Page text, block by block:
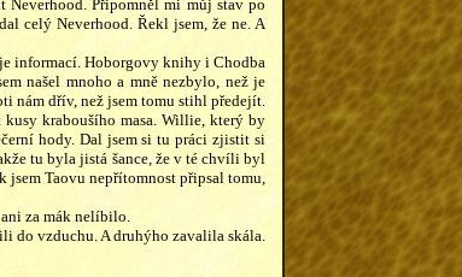
Neverhood. Připomněl mi můj stav po
celý Neverhood. Řekl jsem, že ne. A
informací. Hoborgovy knihy i Chodba
našel mnoho a mně nezbylo, než je
nám dřív, než jsem tomu stihl předejít.
kusy kraboušího masa. Willie, který by
hody. Dal jsem si tu práci zjistit si
tu byla jistá šance, že v té chvíli byl
Taovu nepřítomnost připsal tomu,
za mák nelíbilo.
do vzduchu. A druhýho zavalila skála.